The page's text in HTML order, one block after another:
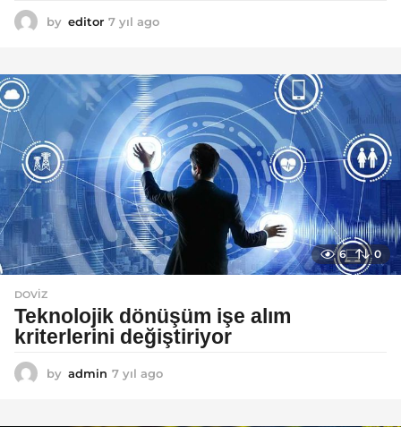
by editor 7 yıl ago
l
a
g
o
6 0
DOVIZ
Teknolojik dönüşüm işe alım
kriterlerini değiştiriyor
by admin 7 yıl ago